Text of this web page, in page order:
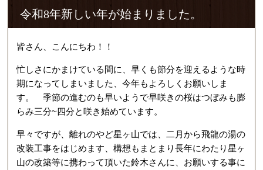
令和8年新しい年が始まりました。
皆さん、こんにちわ！！
忙しさにかまけている間に、早くも節分を迎えるような時
期になってしまいました、今年もよろしくお願いしま
す。 季節の進むのも早いようで早咲きの桜はつぼみも膨
らみ三分~四分と咲き始めています。
早々ですが、離れのやど星ヶ山では、二月から飛龍の湯の
改装工事をはじめます、構想もまとまり長年にわたり星ヶ
山の改築等に携わって頂いた鈴木さんに、お願いする事に